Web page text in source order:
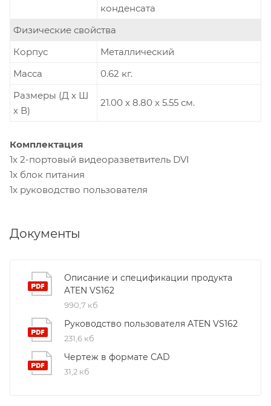
конденсата
Физические свойства
Корпус
Металлический
Масса
0.62 кг.
Размеры (Д х Ш
х В)
21.00 x 8.80 x 5.55 см.
Комплектация
1х 2-портовый видеоразветвитель DVI
1х блок питания
1x руководство пользователя
Документы
Описание и спецификации продукта
ATEN VS162
990,7 кб
Руководство пользователя ATEN VS162
231,6 кб
Чертеж в формате CAD
31,2 кб